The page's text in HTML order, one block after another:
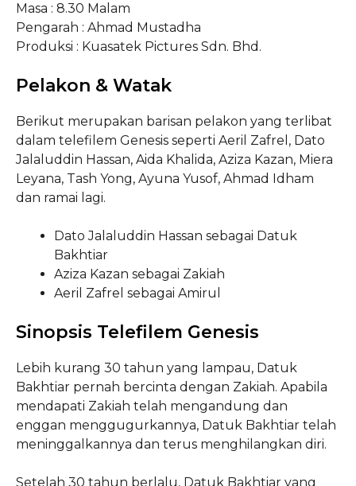
Masa : 8.30 Malam
Pengarah : Ahmad Mustadha
Produksi : Kuasatek Pictures Sdn. Bhd.
Pelakon & Watak
Berikut merupakan barisan pelakon yang terlibat
dalam telefilem Genesis seperti Aeril Zafrel, Dato
Jalaluddin Hassan, Aida Khalida, Aziza Kazan, Miera
Leyana, Tash Yong, Ayuna Yusof, Ahmad Idham
dan ramai lagi.
Dato Jalaluddin Hassan sebagai Datuk
Bakhtiar
Aziza Kazan sebagai Zakiah
Aeril Zafrel sebagai Amirul
Sinopsis Telefilem Genesis
Lebih kurang 30 tahun yang lampau, Datuk
Bakhtiar pernah bercinta dengan Zakiah. Apabila
mendapati Zakiah telah mengandung dan
enggan menggugurkannya, Datuk Bakhtiar telah
meninggalkannya dan terus menghilangkan diri.
Setelah 30 tahun berlalu, Datuk Bakhtiar yang